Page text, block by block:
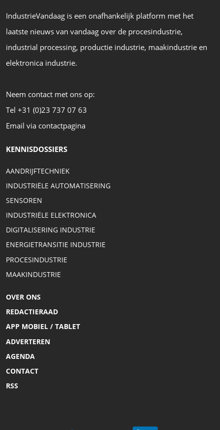
IndustrieVandaag is een onafhankelijk platform met het
laatste nieuws van vandaag over de procesindustrie,
industrial processing, productie industrie, maakindustrie en
elektronica industrie.
Neem contact met ons op:
Tel +31 (0)23 737 07 63
Email via contactpagina
KENNISDOSSIERS
AANDRIJFTECHNIEK
INDUSTRIËLE AUTOMATISERING
SENSOREN
INDUSTRIËLE ELEKTRONICA
DIGITALISERING INDUSTRIE
ENERGIETRANSITIE INDUSTRIE
PROCESINDUSTRIE
MAAKINDUSTRIE
OVER ONS
REDACTIERAAD
APP MOBIEL / TABLET
ADVERTEREN
AGENDA
CONTACT
RSS